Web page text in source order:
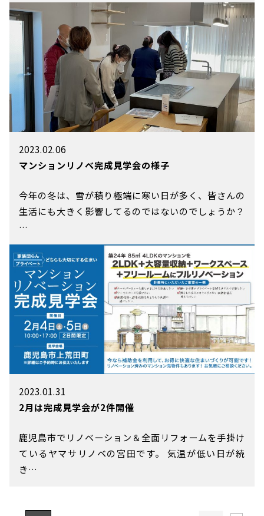
2023.02.06
マンションリノベ完成見学会の様子
今年の冬は、雪が積り極端に寒い日が多く、皆さんの
生活にも大きく影響してるのではないのでしょうか？
…
2023.01.31
2月は完成見学会が2件開催
鹿児島市でリノベーション＆全面リフォームを手掛け
ているヤマサリノベの宮田です。 気温が低い日が続
き…